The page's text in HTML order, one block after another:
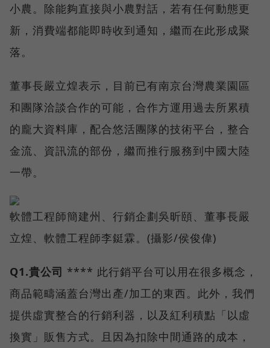
小農。除能夠直接與小農對話，若有任何動態更
新，消費端都能即時收到通知，繼而在此形成聚
落。
董事長嚴立煌表示，目前已有南京台灣農業園區
和團隊洽談合作的可能，合作方運用過去所累積
的龐大資料庫，配合悠活團隊的技術平台，整合
金流、資訊流的部份，繼而推行服務到中國大陸
一帶。
軟體工程師簡建州、行銷企劃吳昕頤、董事長嚴
立煌、軟體工程師李鋌霖。(攝影/侯俊偉)
Q1.貴公司 **** 此行銷平台可以用在很多概念，
商品範疇涵蓋台灣出產/加工的東西。此外，我們
提供虛實整合的行銷利器，以及紅利積點「以虛
換實」販售方式。且因為扣除中間通路的成本，